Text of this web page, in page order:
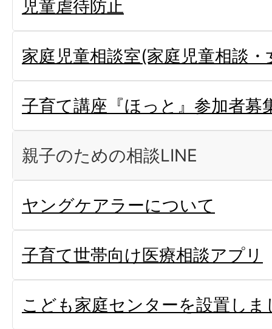
児童虐待防止
家庭児童相談室(家庭児童相談・
子育て講座『ほっと』参加者募
親子のための相談LINE
ヤングケアラーについて
子育て世帯向け医療相談アプリ
こども家庭センターを設置しま